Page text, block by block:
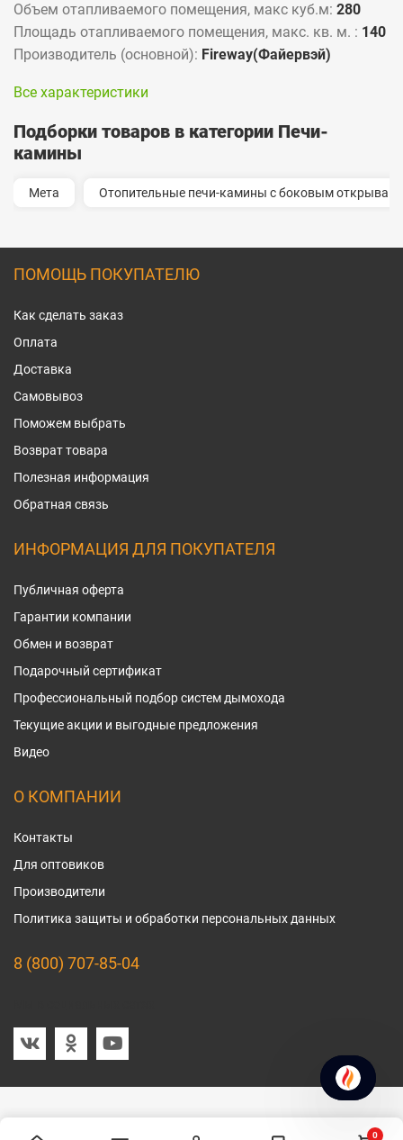
0
Объем отапливаемого помещения, макс куб.м: 280
Площадь отапливаемого помещения, макс. кв. м. : 140
Производитель (основной): Fireway(Файервэй)
Все характеристики
Подборки товаров в категории Печи-
камины
Мета Отопительные печи-камины с боковым
ПОМОЩЬ ПОКУПАТЕЛЮ
Как сделать заказ
Оплата
Доставка
Самовывоз
Поможем выбрать
Возврат товара
Полезная информация
Обратная связь
ИНФОРМАЦИЯ ДЛЯ ПОКУПАТЕЛЯ
Публичная оферта
Гарантии компании
Обмен и возврат
Подарочный сертификат
Профессиональный подбор систем дымохода
Текущие акции и выгодные предложения
Видео
О КОМПАНИИ
Контакты
Для оптовиков
Производители
Политика защиты и обработки персональных данных
8 (800) 707-85-04